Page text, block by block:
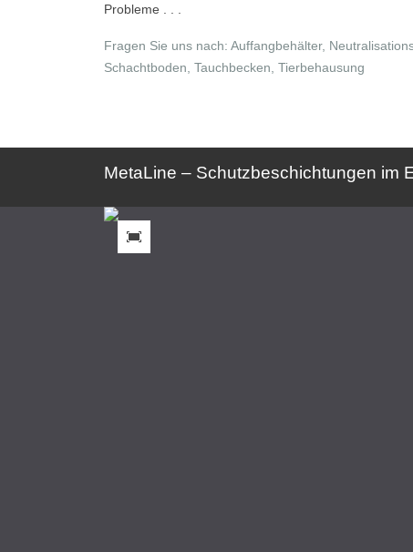
Probleme . . .
Fragen Sie uns nach: Auffangbehälter,
Schachtboden, Tauchbecken, Tierbehausung
MetaLine – Schutzbeschichtungen im